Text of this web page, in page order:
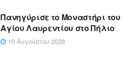
Πανηγύρισε το Μοναστήρι του
Αγίου Λαυρεντίου στο Πήλιο
10 Αυγούστου 2026